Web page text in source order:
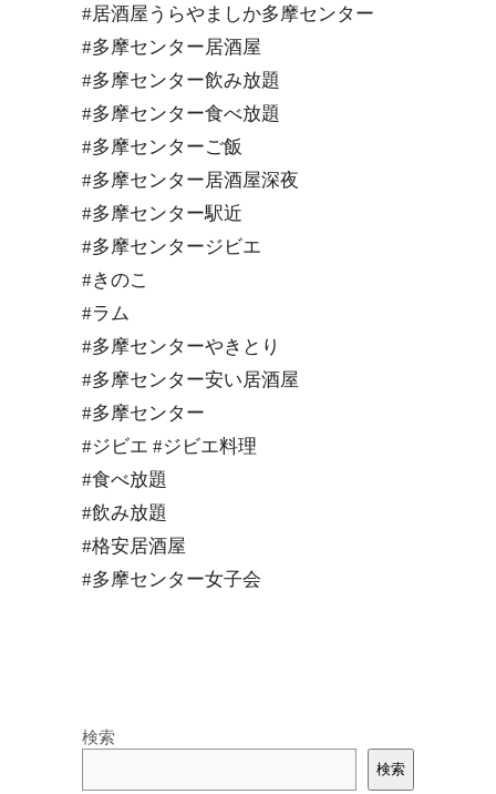
#居酒屋うらやましか多摩センター
#多摩センター居酒屋
#多摩センター飲み放題
#多摩センター食べ放題
#多摩センターご飯
#多摩センター居酒屋深夜
#多摩センター駅近
#多摩センタージビエ
#きのこ
#ラム
#多摩センターやきとり
#多摩センター安い居酒屋
#多摩センター
#ジビエ #ジビエ料理
#食べ放題
#飲み放題
#格安居酒屋
#多摩センター女子会
検索
検索